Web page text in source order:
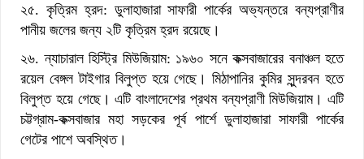
২৫. কৃত্রিম হ্রদ: ডুলাহাজারা সাফারী পার্কের অভ্যন্তরে বন্যপ্রাণীর
পানীয় জলের জন্য ২টি কৃত্রিম হ্রদ রয়েছে।
২৬. ন্যাচারাল হিস্ট্রি মিউজিয়াম: ১৯৬০ সনে কক্সবাজারের বনাঞ্চল হতে
রয়েল বেঙ্গল টাইগার বিলুপ্ত হয়ে গেছে। মিঠাপানির কুমির সুন্দরবন হতে
বিলুপ্ত হয়ে গেছে। এটি বাংলাদেশের প্রথম বন্যপ্রাণী মিউজিয়াম। এটি
চট্টগ্রাম-কক্সবাজার মহা সড়কের পূর্ব পার্শে ডুলাহাজারা সাফারী পার্কের
গেটের পাশে অবস্থিত।